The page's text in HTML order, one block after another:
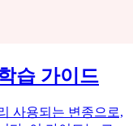
습 가이드
사용되는 변종으로,